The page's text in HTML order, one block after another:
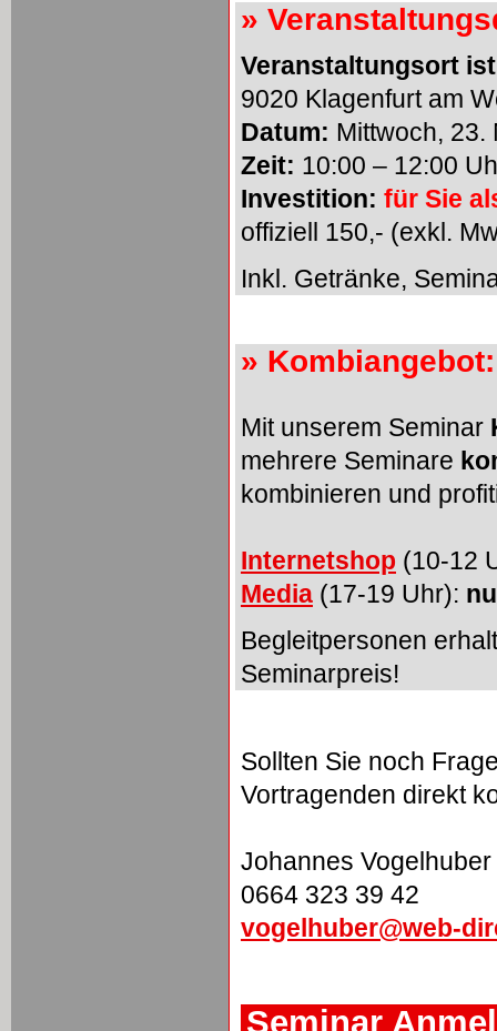
»
Veranstaltungsort
9020 Klagenfurt
Datum: Mittwoch, 23.
Zeit: 10:00 – 12:00
Investition: für Sie
offiziell 150,- (exkl.
Inkl. Getränke,
» Kombiangebot:
Mit unserem Seminar
mehrere Seminare
kombinieren und
Internetshop (10-12
Media (17-19 Uhr):
Begleitpersonen
Seminarpreis!
Sollten Sie noch
Vortragenden direkt
Johannes Vogelhuber
0664 323 39 42
vogelhuber@web-
Seminar